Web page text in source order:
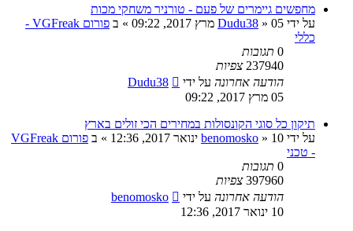
מחפשים גיימרים של פעם - טורניר משחקי מכות
על ידי
Dudu38 » 05 מרץ 2017, 09:22 » ב
פורום VGFreak -
כללי
0 תגובות
237940 צפיות
הודעה אחרונה על ידי
Dudu38
05 מרץ 2017, 09:22
תיקון כל סוגי הקונסולות במחירים הכי זולים בארץ
על ידי
benomosko » 10 ינואר 2017, 12:36 » ב
פורום VGFreak
- טכני
0 תגובות
397960 צפיות
הודעה אחרונה על ידי
benomosko
10 ינואר 2017, 12:36